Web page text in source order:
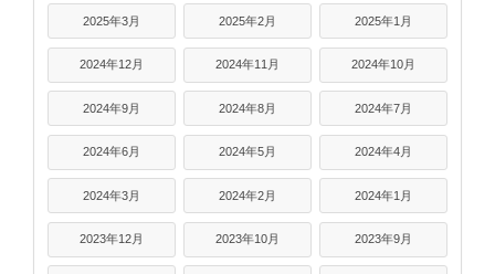
2025年3月 2025年2月 2025年1月
2024年12月 2024年11月 2024年10月
2024年9月 2024年8月 2024年7月
2024年6月 2024年5月 2024年4月
2024年3月 2024年2月 2024年1月
2023年12月 2023年10月 2023年9月